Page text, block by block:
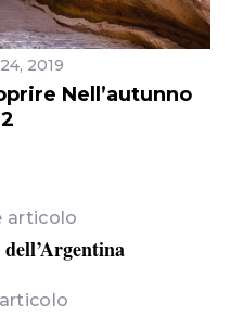
2019
Nell’autunno
articolo